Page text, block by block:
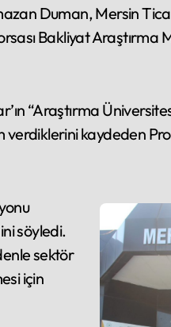
Duman, Mersin
Bakliyat Araştırma
“Araştırma
verdiklerini kaydeden
söyledi.
sektör
için